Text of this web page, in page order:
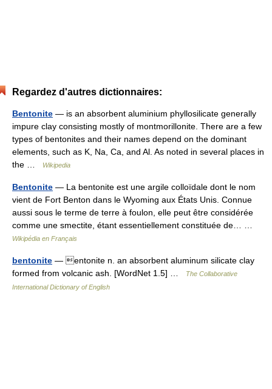
Regardez d'autres dictionnaires:
Bentonite — is an absorbent aluminium phyllosilicate generally
impure clay consisting mostly of montmorillonite. There are a few
types of bentonites and their names depend on the dominant
elements, such as K, Na, Ca, and Al. As noted in several places in
the …
Wikipedia
Bentonite — La bentonite est une argile colloïdale dont le nom
vient de Fort Benton dans le Wyoming aux États Unis. Connue
aussi sous le terme de terre à foulon, elle peut être considérée
comme une smectite, étant essentiellement constituée de… …
Wikipédia en Français
bentonite — entonite n. an absorbent aluminum silicate clay
formed from volcanic ash. [WordNet 1.5] …
The Collaborative
International Dictionary of English